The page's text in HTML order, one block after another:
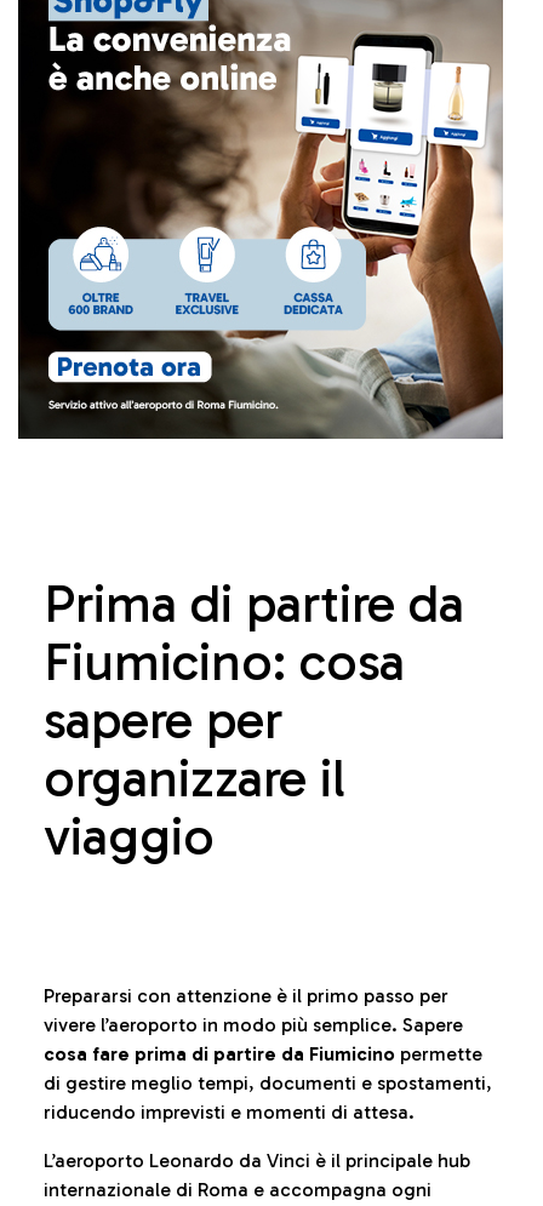
Prima di partire da
Fiumicino: cosa
sapere per
organizzare il
viaggio
Prepararsi con attenzione è il primo passo per
vivere l’aeroporto in modo più semplice. Sapere
cosa fare prima di partire da Fiumicino permette
di gestire meglio tempi, documenti e spostamenti,
riducendo imprevisti e momenti di attesa.
L’aeroporto Leonardo da Vinci è il principale hub
internazionale di Roma e accompagna ogni